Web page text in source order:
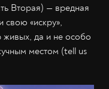
Вторая) — вредная
свою «искру»,
да и не особо
местом (tell us